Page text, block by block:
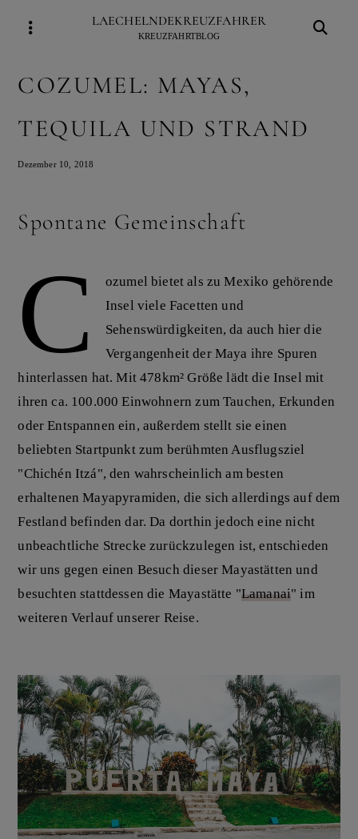
LAECHELNDEKREUZFAHRER
KREUZFAHRTBLOG
COZUMEL: MAYAS,
TEQUILA UND STRAND
Dezember 10, 2018
Spontane Gemeinschaft
C
ozumel bietet als zu Mexiko gehörende
Insel viele Facetten und
Sehenswürdigkeiten, da auch hier die
Vergangenheit der Maya ihre Spuren
hinterlassen hat. Mit 478km² Größe lädt die Insel mit
ihren ca. 100.000 Einwohnern zum Tauchen, Erkunden
oder Entspannen ein, außerdem stellt sie einen
beliebten Startpunkt zum berühmten Ausflugsziel
"Chichén Itzá", den wahrscheinlich am besten
erhaltenen Mayapyramiden, die sich allerdings auf dem
Festland befinden dar. Da dorthin jedoch eine nicht
unbeachtliche Strecke zurückzulegen ist, entschieden
wir uns gegen einen Besuch dieser Mayastätten und
besuchten stattdessen die Mayastätte "Lamanai" im
weiteren Verlauf unserer Reise.